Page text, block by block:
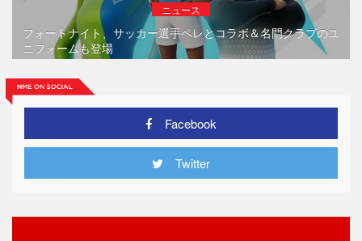
ニュース
フォートナイト、サッカー選手ペレとコラボ＆名門クラブのユ
ニフォームも登場
Facebook
Twitter